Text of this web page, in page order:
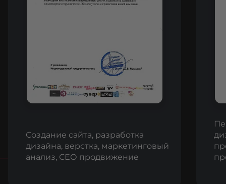
Создание сайта, разработка
дизайна, верстка, маркетинговый
анализ, СЕО продвижение